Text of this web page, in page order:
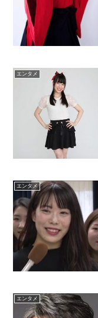
エンタメ
エンタメ
エンタメ